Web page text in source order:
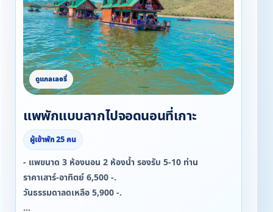
แพพักแบบลากไปจอดนอนที่เกาะ
ผู้เข้าพัก 25 คน
- แพขนาด 3 ห้องนอน 2 ห้องน้ำ รองรับ 5-10 ท่าน
ราคาเสาร์-อาทิตย์ 6,500 -.
วันธรรมดาลดเหลือ 5,900 -.